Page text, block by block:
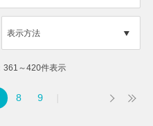
表示方法
361～420件表示
8 9